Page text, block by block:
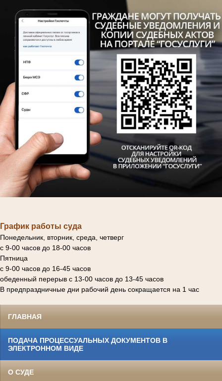
График работы суда
Понедельник, вторник, среда, четверг
с 9-00 часов до 18-00 часов
Пятница
с 9-00 часов до 16-45 часов
обеденный перерыв с 13-00 часов до 13-45 часов
В предпраздничные дни рабочий день сокращается на 1 час
ГЛАВНАЯ
ПОДАЧА ПРОЦЕССУАЛЬНЫХ ДОКУМЕНТОВ В
ЭЛЕКТРОННОМ ВИДЕ
О СУДЕ